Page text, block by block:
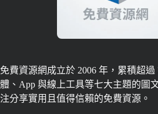
免費資源網成立於 2006 年，累積超過
體、App 與線上工具等七大主題的圖
注分享實用且值得信賴的免費資源。